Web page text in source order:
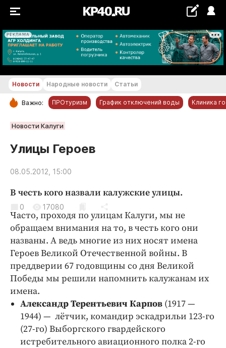
РЕКЛАМА
+17...+18 °С
РУБРИКИ
Обнинск
Новости компаний
Статьи
Авто и транспорт
Благоустройство
Криминал
Культура
Недвижимость и ЖКХ
Образование
Общество
Погода
Праздники
Происшествия
Новости Народные новости Статьи
Важно: ПРОтуризм График отключений воды Клиника
Новости Калуги
Улицы Героев
08.05.2012, 15:00
В честь кого назвали калужские улицы.
0 17080
Часто, проходя по улицам Калуги, мы не
обращаем внимания на то, в честь кого они
названы. А ведь многие из них носят имена
Героев Великой Отечественной войны. В
преддверии 67 годовщины со дня Великой
Победы мы решили напомнить калужанам их
имена.
Александр Терентьевич Карпов (1917 —
1944) — лётчик, командир эскадрильи 123-го
(27-го) Выборгского гвардейского
истребительного авиационного полка 2-го